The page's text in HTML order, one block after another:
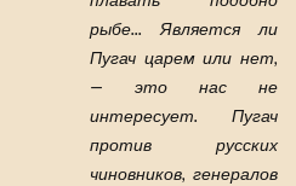
рыбе... Является ли
Пугач царем или нет,
— это нас не
интересует. Пугач
против русских
чиновников, генералов